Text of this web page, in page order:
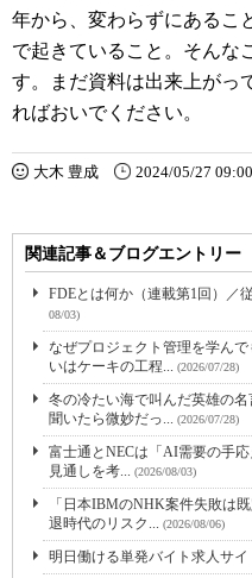
年から、変わらずにあるこ
で起きていること。そんな
す。まだ資料は出来上がっ
ればおいでください。
大木 豊成 2024/05/27
関連記事＆ブログエントリー
FDEとは何か（連載第1回）／
08/03)
なぜプロジェクト管理を学ん
いはケーキの工程... (2026/07/28)
冬の冷たい海で叫んだ英雄の
聞いたら微妙だっ... (2026/07/28)
富士通とNECは「AI需要の手
見通しを考... (2026/08/03)
「日本IBMのNHK案件失敗は
退時代のリスク... (2026/08/06)
明日働ける単発バイト求人サイ